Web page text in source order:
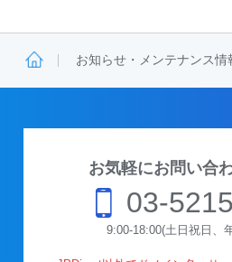
お知らせ・メンテナンス情
お気軽にお問い合
03-
9:00-18:00(土日祝日、